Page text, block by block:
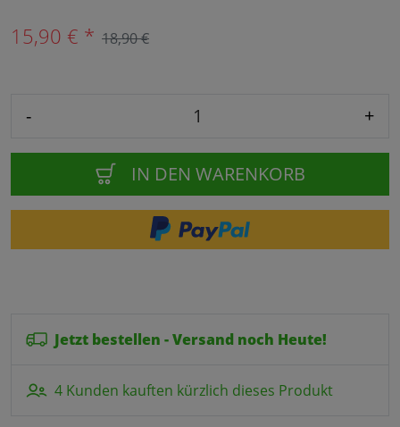
15,90 € * 18,90 €
- +
IN DEN WARENKORB
Jetzt bestellen - Versand noch Heute!
4 Kunden kauften kürzlich dieses Produkt